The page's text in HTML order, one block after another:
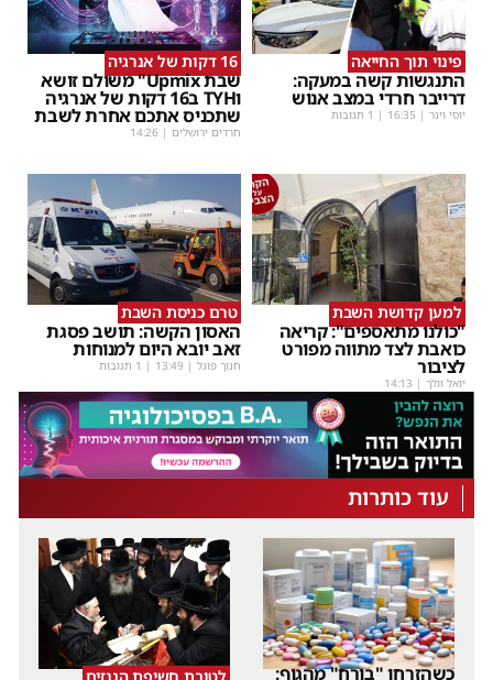
פינוי תוך החייאה
התנגשות קשה במעקה:
דרייבר חרדי במצב אנוש
יוסי וינר |
16:35 | 1 תגובות
16 דקות של אנרגיה
שבת Upmix" משולם זושא
וTYH ב16 דקות של אנרגיה
שתכניס אתכם אחרת לשבת
חרדים ירושלים |
14:26
למען קדושת השבת
"כולנו מתאספים": קריאה
כואבת לצד מתווה מפורט
לציבור
יואל וולך |
14:13
טרם כניסת השבת
האסון הקשה: תושב פסגת
זאב יובא היום למנוחות
חנוך פוגל |
13:49 | 1 תגובות
עוד כותרות
כשהזרחן "בורח" מהגוף: